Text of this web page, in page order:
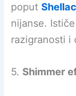
poput
nijanse.
razigranosti i
5. Shimmer